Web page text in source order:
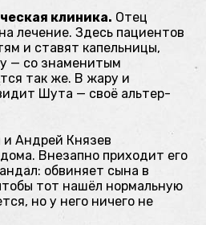
клиника. Отец
лечение. Здесь пациентов
и ставят капельницы,
— со знаменитым
так же. В жару и
Шута — своё альтер-
и Андрей Князев
Внезапно приходит его
обвиняет сына в
тот нашёл нормальную
но у него ничего не